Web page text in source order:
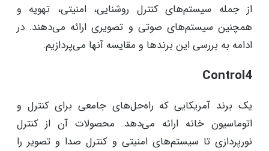
از جمله سیستم‌های کنترل روشنایی، امنیتی، تهویه و
همچنین سیستم‌های صوتی و تصویری ارائه می‌دهند. در
ادامه به بررسی این برندها و مقایسه آنها می‌پردازیم.
Control4
یک برند آمریکایی که راه‌حل‌های جامعی برای کنترل و
اتوماسیون خانه ارائه می‌دهد. محصولات آن از کنترل
نورپردازی تا سیستم‌های امنیتی و کنترل صدا و تصویر را